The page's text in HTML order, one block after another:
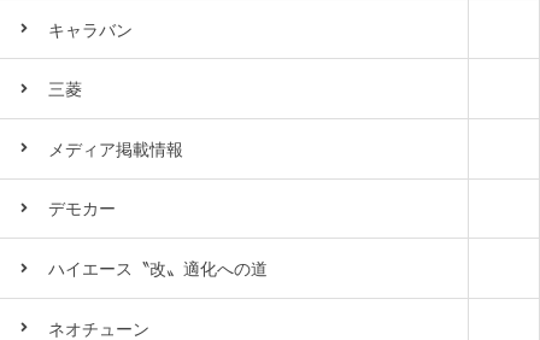
キャラバン
三菱
メディア掲載情報
デモカー
ハイエース〝改〟適化への道
ネオチューン